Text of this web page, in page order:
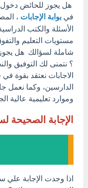
هل يجوز للحائض
في بوابة الإجابات ،
الأسئلة والكتب
مستويات التعليم
شاملة لسؤالك هل
؟ نتمنى لك التوفيق
الاجابات نعتقد بقوة
الدارسين، وكما نعمل
وموارد تعليمية عالية
الإجابة الصحيحة
اذا وجدت الإجابة